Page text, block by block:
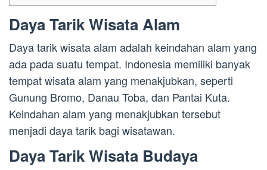
Daya Tarik Wisata Alam
Daya tarik wisata alam adalah keindahan alam yang
ada pada suatu tempat. Indonesia memiliki banyak
tempat wisata alam yang menakjubkan, seperti
Gunung Bromo, Danau Toba, dan Pantai Kuta.
Keindahan alam yang menakjubkan tersebut
menjadi daya tarik bagi wisatawan.
Daya Tarik Wisata Budaya